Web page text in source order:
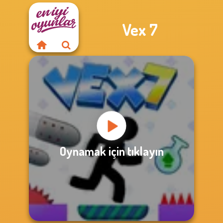
Vex 7
Oynamak için tıklayın